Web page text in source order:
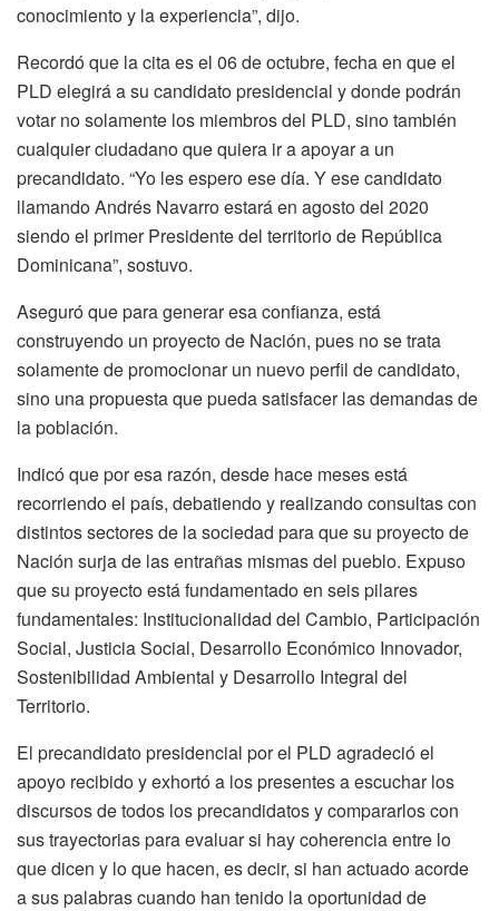
conocimiento y la experiencia”, dijo.
Recordó que la cita es el 06 de octubre, fecha en que el
PLD elegirá a su candidato presidencial y donde podrán
votar no solamente los miembros del PLD, sino también
cualquier ciudadano que quiera ir a apoyar a un
precandidato. “Yo les espero ese día. Y ese candidato
llamando Andrés Navarro estará en agosto del 2020
siendo el primer Presidente del territorio de República
Dominicana”, sostuvo.
Aseguró que para generar esa confianza, está
construyendo un proyecto de Nación, pues no se trata
solamente de promocionar un nuevo perfil de candidato,
sino una propuesta que pueda satisfacer las demandas de
la población.
Indicó que por esa razón, desde hace meses está
recorriendo el país, debatiendo y realizando consultas con
distintos sectores de la sociedad para que su proyecto de
Nación surja de las entrañas mismas del pueblo. Expuso
que su proyecto está fundamentado en seis pilares
fundamentales: Institucionalidad del Cambio, Participación
Social, Justicia Social, Desarrollo Económico Innovador,
Sostenibilidad Ambiental y Desarrollo Integral del
Territorio.
El precandidato presidencial por el PLD agradeció el
apoyo recibido y exhortó a los presentes a escuchar los
discursos de todos los precandidatos y compararlos con
sus trayectorias para evaluar si hay coherencia entre lo
que dicen y lo que hacen, es decir, si han actuado acorde
a sus palabras cuando han tenido la oportunidad de